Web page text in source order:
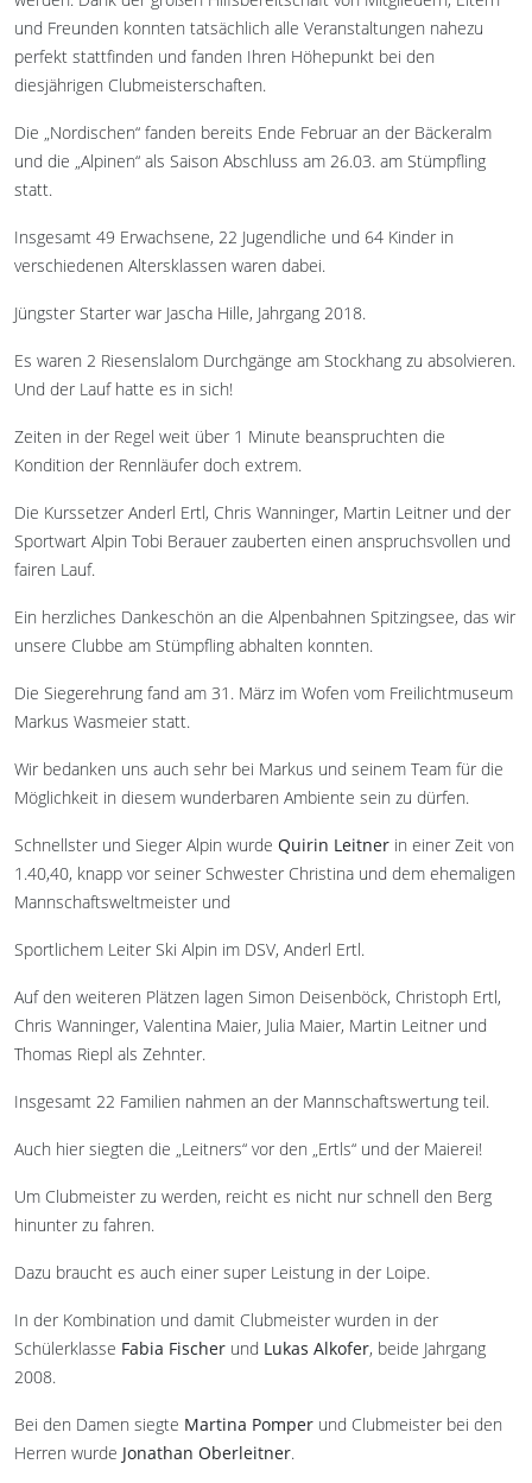
und Freunden konnten tatsächlich alle Veranstaltungen nahezu
perfekt stattfinden und fanden Ihren Höhepunkt bei den
diesjährigen Clubmeisterschaften.
Die „Nordischen“ fanden bereits Ende Februar an der Bäckeralm
und die „Alpinen“ als Saison Abschluss am 26.03. am Stümpfling
statt.
Insgesamt 49 Erwachsene, 22 Jugendliche und 64 Kinder in
verschiedenen Altersklassen waren dabei.
Jüngster Starter war Jascha Hille, Jahrgang 2018.
Es waren 2 Riesenslalom Durchgänge am Stockhang zu absolvieren.
Und der Lauf hatte es in sich!
Zeiten in der Regel weit über 1 Minute beanspruchten die
Kondition der Rennläufer doch extrem.
Die Kurssetzer Anderl Ertl, Chris Wanninger, Martin Leitner und der
Sportwart Alpin Tobi Berauer zauberten einen anspruchsvollen und
fairen Lauf.
Ein herzliches Dankeschön an die Alpenbahnen Spitzingsee, das wir
unsere Clubbe am Stümpfling abhalten konnten.
Die Siegerehrung fand am 31. März im Wofen vom Freilichtmuseum
Markus Wasmeier statt.
Wir bedanken uns auch sehr bei Markus und seinem Team für die
Möglichkeit in diesem wunderbaren Ambiente sein zu dürfen.
Schnellster und Sieger Alpin wurde Quirin Leitner in einer Zeit von
1.40,40, knapp vor seiner Schwester Christina und dem ehemaligen
Mannschaftsweltmeister und
Sportlichem Leiter Ski Alpin im DSV, Anderl Ertl.
Auf den weiteren Plätzen lagen Simon Deisenböck, Christoph Ertl,
Chris Wanninger, Valentina Maier, Julia Maier, Martin Leitner und
Thomas Riepl als Zehnter.
Insgesamt 22 Familien nahmen an der Mannschaftswertung teil.
Auch hier siegten die „Leitners“ vor den „Ertls“ und der Maierei!
Um Clubmeister zu werden, reicht es nicht nur schnell den Berg
hinunter zu fahren.
Dazu braucht es auch einer super Leistung in der Loipe.
In der Kombination und damit Clubmeister wurden in der
Schülerklasse Fabia Fischer und Lukas Alkofer, beide Jahrgang
2008.
Bei den Damen siegte Martina Pomper und Clubmeister bei den
Herren wurde Jonathan Oberleitner.